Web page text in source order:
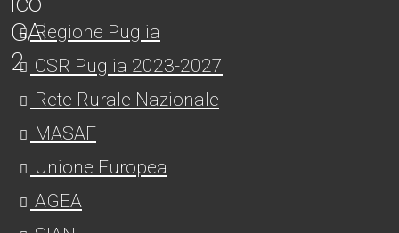
Regione Puglia
CSR Puglia 2023-2027
Rete Rurale Nazionale
MASAF
Unione Europea
AGEA